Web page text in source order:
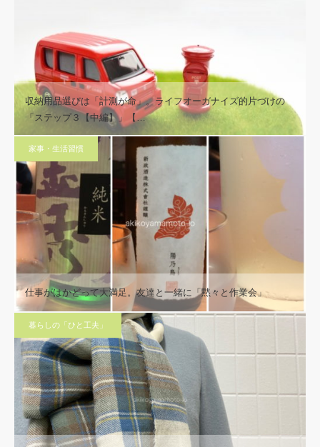
収納用品選びは「計測が命」。ライフオーガナイズ的片づけの
「ステップ３【中編】」【…
家事・生活習慣
仕事がはかどって大満足。友達と一緒に「黙々と作業会」
暮らしの「ひと工夫」